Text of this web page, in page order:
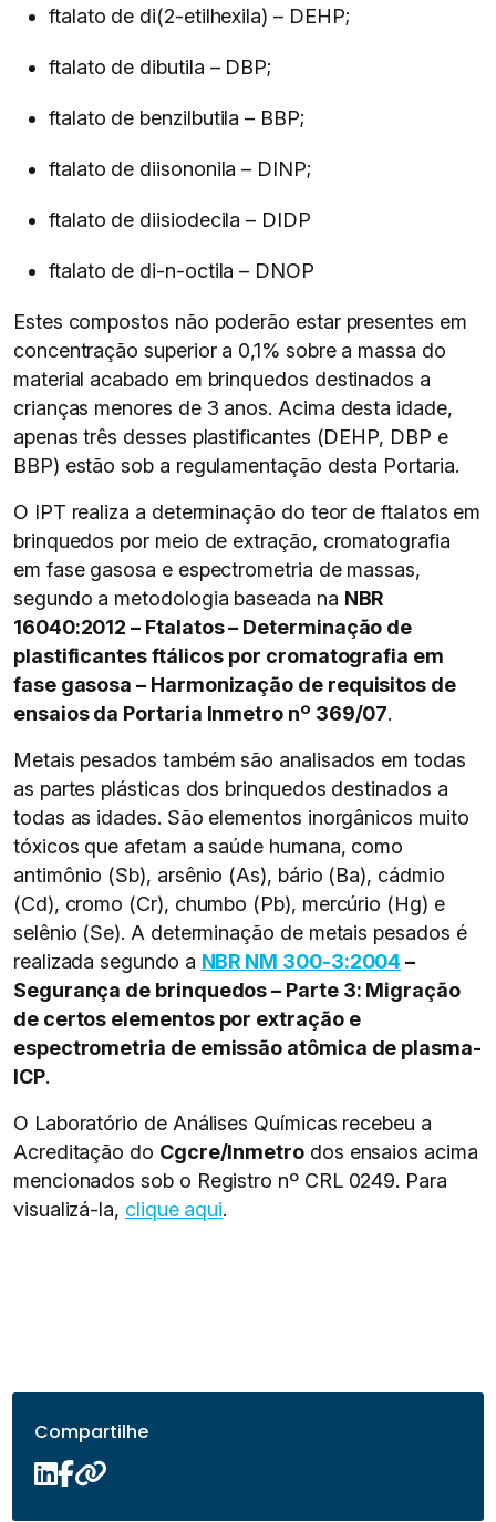
ftalato de di(2-etilhexila) – DEHP;
ftalato de dibutila – DBP;
ftalato de benzilbutila – BBP;
ftalato de diisononila – DINP;
ftalato de diisiodecila – DIDP
ftalato de di-n-octila – DNOP
Estes compostos não poderão estar presentes em
concentração superior a 0,1% sobre a massa do
material acabado em brinquedos destinados a
crianças menores de 3 anos. Acima desta idade,
apenas três desses plastificantes (DEHP, DBP e
BBP) estão sob a regulamentação desta Portaria.
O IPT realiza a determinação do teor de ftalatos em
brinquedos por meio de extração, cromatografia
em fase gasosa e espectrometria de massas,
segundo a metodologia baseada na NBR
16040:2012 – Ftalatos – Determinação de
plastificantes ftálicos por cromatografia em
fase gasosa – Harmonização de requisitos de
ensaios da Portaria Inmetro nº 369/07.
Metais pesados também são analisados em todas
as partes plásticas dos brinquedos destinados a
todas as idades. São elementos inorgânicos muito
tóxicos que afetam a saúde humana, como
antimônio (Sb), arsênio (As), bário (Ba), cádmio
(Cd), cromo (Cr), chumbo (Pb), mercúrio (Hg) e
selênio (Se). A determinação de metais pesados é
realizada segundo a NBR NM 300-3:2004 –
Segurança de brinquedos – Parte 3: Migração
de certos elementos por extração e
espectrometria de emissão atômica de plasma-
ICP.
O Laboratório de Análises Químicas recebeu a
Acreditação do Cgcre/Inmetro dos ensaios acima
mencionados sob o Registro nº CRL 0249. Para
visualizá-la, clique aqui.
Compartilhe